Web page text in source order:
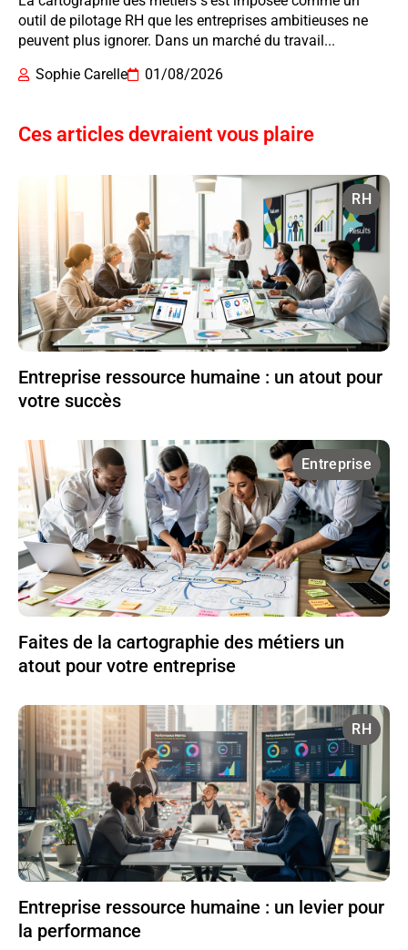
outil de pilotage RH que les entreprises ambitieuses ne
peuvent plus ignorer. Dans un marché du travail...
Sophie Carelle
01/08/2026
Ces articles devraient vous plaire
RH
Entreprise ressource humaine : un atout pour
votre succès
Entreprise
Faites de la cartographie des métiers un
atout pour votre entreprise
RH
Entreprise ressource humaine : un levier pour
la performance